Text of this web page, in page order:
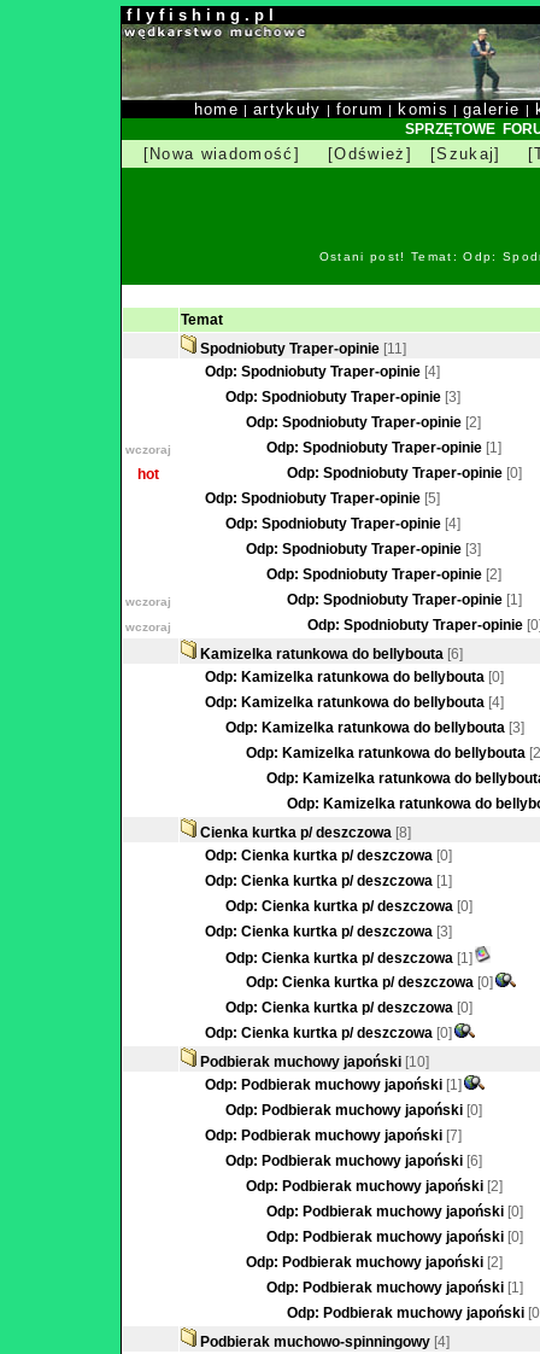
f l y f i s h i n g . p l
home |artykuły | forum | komis |galerie |
SPRZĘTOWE
[Nowa wiadomość] [Odśwież] [Szukaj]
Ostani post! Temat: Odp:
Temat
Spodniobuty Traper-opinie [11]
Odp: Spodniobuty Traper-opinie [4]
Odp: Spodniobuty Traper-opinie [3]
Odp: Spodniobuty Traper-opinie [2]
wczoraj Odp: Spodniobuty Traper-opinie [1]
hot
Odp: Spodniobuty Traper-opinie [0]
Odp: Spodniobuty Traper-opinie [5]
Odp: Spodniobuty Traper-opinie [4]
Odp: Spodniobuty Traper-opinie [3]
Odp: Spodniobuty Traper-opinie [2]
wczoraj Odp: Spodniobuty Traper-opinie [1]
wczoraj Odp: Spodniobuty Traper-opinie
Kamizelka ratunkowa do bellybouta [6]
Odp: Kamizelka ratunkowa do bellybouta [0]
Odp: Kamizelka ratunkowa do bellybouta [4]
Odp: Kamizelka ratunkowa do bellybouta [3]
Odp: Kamizelka ratunkowa do bellybouta
Odp: Kamizelka ratunkowa do
Odp: Kamizelka ratunkowa do
Cienka kurtka p/ deszczowa [8]
Odp: Cienka kurtka p/ deszczowa [0]
Odp: Cienka kurtka p/ deszczowa [1]
Odp: Cienka kurtka p/ deszczowa [0]
Odp: Cienka kurtka p/ deszczowa [3]
Odp: Cienka kurtka p/ deszczowa [1]
Odp: Cienka kurtka p/ deszczowa [0]
Odp: Cienka kurtka p/ deszczowa [0]
Odp: Cienka kurtka p/ deszczowa [0]
Podbierak muchowy japoński [10]
Odp: Podbierak muchowy japoński [1]
Odp: Podbierak muchowy japoński [0]
Odp: Podbierak muchowy japoński [7]
Odp: Podbierak muchowy japoński [6]
Odp: Podbierak muchowy japoński [2]
Odp: Podbierak muchowy japoński [0]
Odp: Podbierak muchowy japoński [0]
Odp: Podbierak muchowy japoński [2]
Odp: Podbierak muchowy japoński [1]
Odp: Podbierak muchowy japoński
Podbierak muchowo-spinningowy [4]